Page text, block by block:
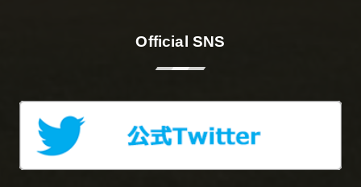
Official SNS